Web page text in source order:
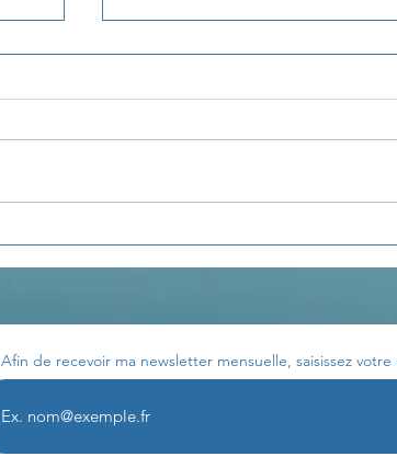
La pensée du jour...
Afin de recevoir ma newsletter mensuelle, saisissez votre